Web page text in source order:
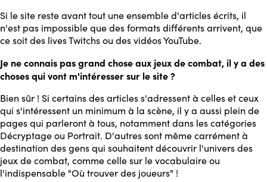
Si le site reste avant tout une ensemble d'articles écrits, il
n'est pas impossible que des formats différents arrivent, que
ce soit des lives Twitchs ou des vidéos YouTube.
Je ne connais pas grand chose aux jeux de combat, il y a des
choses qui vont m'intéresser sur le site ?
Bien sûr ! Si certains des articles s'adressent à celles et ceux
qui s'intéressent un minimum à la scène, il y a aussi plein de
pages qui parleront à tous, notamment dans les catégories
Décryptage ou Portrait. D'autres sont même carrément à
destination des gens qui souhaitent découvrir l'univers des
jeux de combat, comme celle sur le vocabulaire ou
l'indispensable "Où trouver des joueurs" !